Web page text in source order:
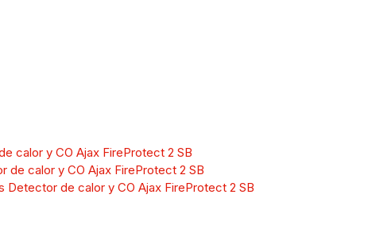
calor y CO Ajax FireProtect 2 SB
calor y CO Ajax FireProtect 2 SB
de calor y CO Ajax FireProtect 2 SB